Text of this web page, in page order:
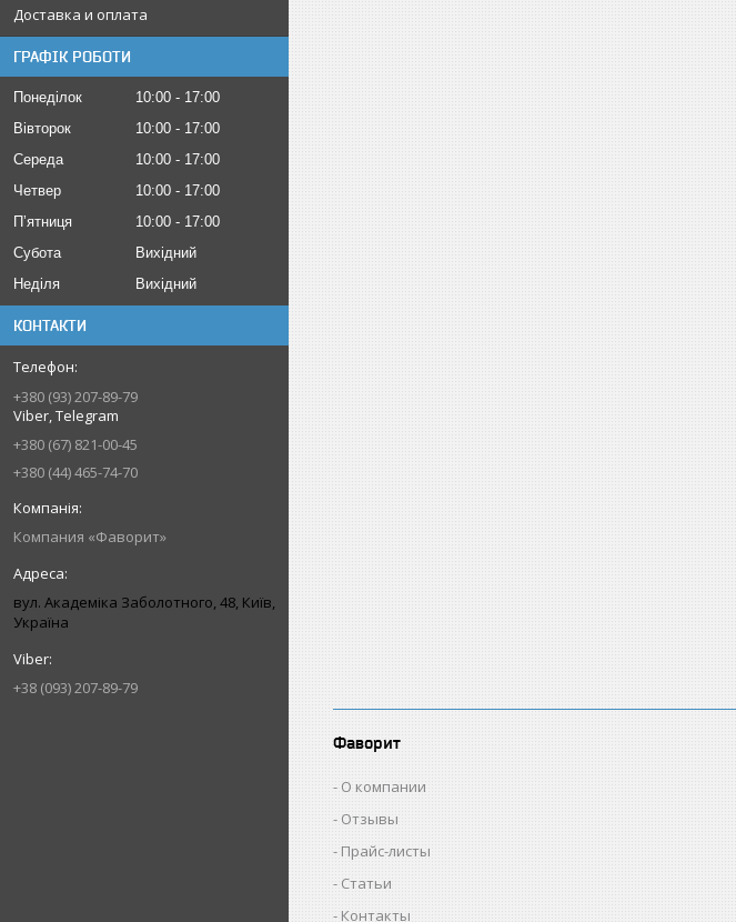
Доставка и оплата
ГРАФІК РОБОТИ
Понеділок 10:00
17:00
Вівторок
10:00
17:00
Середа
10:00
17:00
Четвер
10:00
17:00
Пʼятниця
10:00
17:00
Субота
Вихідний
Неділя
Вихідний
КОНТАКТИ
+380 (93) 207-89-79
Viber, Telegram
+380 (67) 821-00-45
+380 (44) 465-74-70
Компания «Фаворит»
вул. Академіка Заболотного, 48, Київ,
Україна
+38 (093) 207-89-79
Фаворит
О компании
Отзывы
Прайс-листы
Статьи
Контакты